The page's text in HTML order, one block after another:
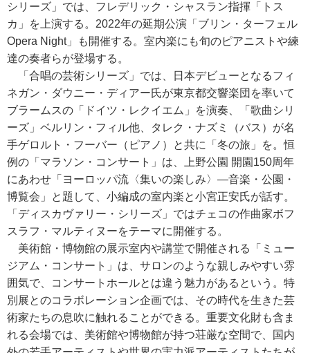
シリーズ」では、フレデリック・シャスラン指揮「トス
カ」を上演する。2022年の延期公演「ブリン・ターフェル
Opera Night」も開催する。室内楽にも旬のピアニストや練
達の奏者らが登場する。
「合唱の芸術シリーズ」では、日本デビューとなるフィ
ネガン・ダウニー・ディアー氏が東京都交響楽団を率いて
ブラームスの「ドイツ・レクイエム」を演奏、「歌曲シリ
ーズ」ベルリン・フィル他、タレク・ナズミ（バス）が名
手ゲロルト・フーバー（ピアノ）と共に「冬の旅」を。恒
例の「マラソン・コンサート」は、上野公園 開園150周年
にあわせ「ヨーロッパ流〈集いの楽しみ〉―音楽・公園・
博覧会」と題して、小編成の室内楽と小宮正安氏が話す。
「ディスカヴァリー・シリーズ」ではチェコの作曲家ボフ
スラフ・マルティヌーをテーマに開催する。
美術館・博物館の展示室内や講堂で開催される「ミュー
ジアム・コンサート」は、サロンのような親しみやすい雰
囲気で、コンサートホールとは違う魅力があるという。特
別展とのコラボレーション企画では、その時代を生きた芸
術家たちの息吹に触れることができる。重要文化財も含ま
れる会場では、美術館や博物館が持つ荘厳な空間で、国内